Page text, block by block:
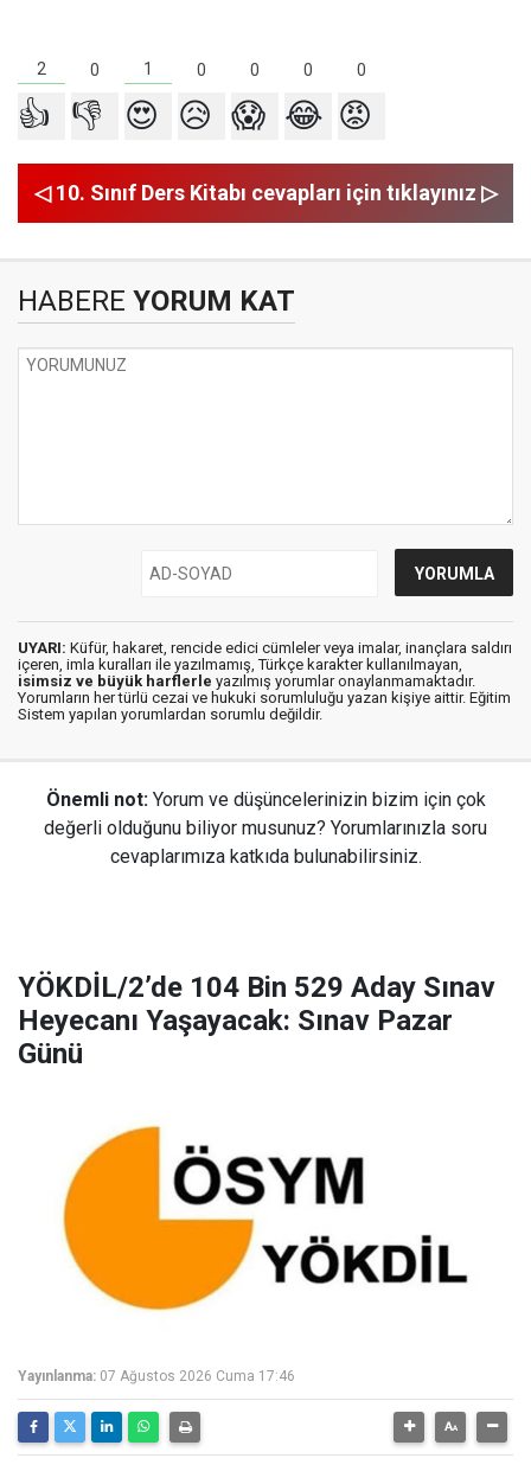
2 0 1 0 0 0 0
👍 👎 😍 😥 😱 😂 😡
◁ 10. Sınıf Ders Kitabı cevapları için tıklayınız ▷
HABERE YORUM KAT
UYARI: Küfür, hakaret, rencide edici cümleler veya imalar, inançlara saldırı
içeren, imla kuralları ile yazılmamış, Türkçe karakter kullanılmayan,
isimsiz ve büyük harflerle yazılmış yorumlar onaylanmamaktadır.
Yorumların her türlü cezai ve hukuki sorumluluğu yazan kişiye aittir. Eğitim
Sistem yapılan yorumlardan sorumlu değildir.
Önemli not: Yorum ve düşüncelerinizin bizim için çok
değerli olduğunu biliyor musunuz? Yorumlarınızla soru
cevaplarımıza katkıda bulunabilirsiniz.
YÖKDİL/2’de 104 Bin 529 Aday Sınav
Heyecanı Yaşayacak: Sınav Pazar
Günü
Yayınlanma: 07 Ağustos 2026 Cuma 17:46